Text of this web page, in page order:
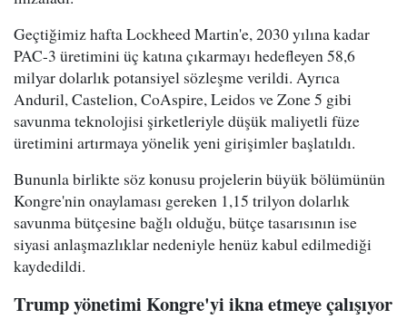
Geçtiğimiz hafta Lockheed Martin'e, 2030 yılına kadar
PAC-3 üretimini üç katına çıkarmayı hedefleyen 58,6
milyar dolarlık potansiyel sözleşme verildi. Ayrıca
Anduril, Castelion, CoAspire, Leidos ve Zone 5 gibi
savunma teknolojisi şirketleriyle düşük maliyetli füze
üretimini artırmaya yönelik yeni girişimler başlatıldı.
Bununla birlikte söz konusu projelerin büyük bölümünün
Kongre'nin onaylaması gereken 1,15 trilyon dolarlık
savunma bütçesine bağlı olduğu, bütçe tasarısının ise
siyasi anlaşmazlıklar nedeniyle henüz kabul edilmediği
kaydedildi.
Trump yönetimi Kongre'yi ikna etmeye çalışıyor